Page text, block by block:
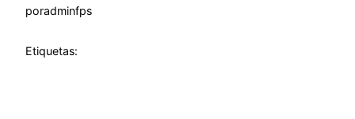
poradminfps
Etiquetas: